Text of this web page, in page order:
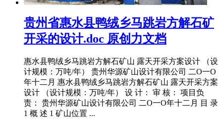
贵州省惠水县鸭绒乡马跳岩方解石矿
开采的设计.doc 原创力文档
惠水县鸭绒乡马跳岩方解石矿山 露天开采方案设计 （设
计规模：万吨/年） 贵州华源矿山设计有限公司 二O一O
年十二月 惠水县鸭绒乡马跳岩方解石矿山 露天开采方案
设计 （设计规模：万吨/年） 设 计： 审 核： 项目负
责： 贵州华源矿山设计有限公司 二O一O年十二月 目 录
1 概 述 1 矿山位置 ...